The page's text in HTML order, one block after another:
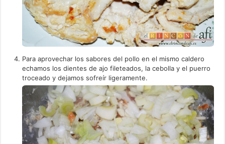
Para aprovechar los sabores del pollo en el mismo caldero
echamos los dientes de ajo fileteados, la cebolla y el puerro
troceado y dejamos sofreír ligeramente.